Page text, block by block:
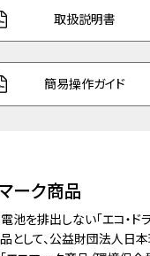
136～206mm
夜光(針＋インデック
充電警告機能
過充電防止機能
取扱説明書
簡易操作ガイド
ーク商品
池を排出しない「エコ・ド
として、公益財団法人日